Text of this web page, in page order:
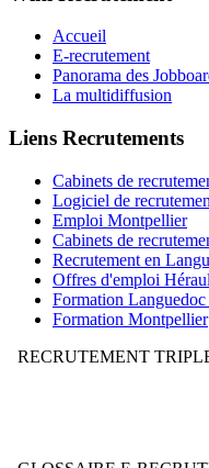
Accueil
E-recrutement
Panorama des
La multidiffusion
Liens Recrutements
Cabinets de
Logiciel de
Emploi Montpellier
Cabinets de
Recrutement en
Offres d'emploi
Formation
Formation Montpellier
RECRUTEMENT